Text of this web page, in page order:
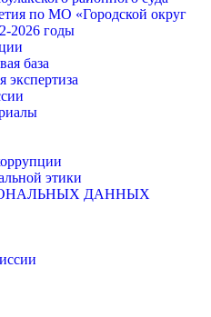
по МО «Городской округ
2026 годы
база
экспертиза
этики
ДАННЫХ